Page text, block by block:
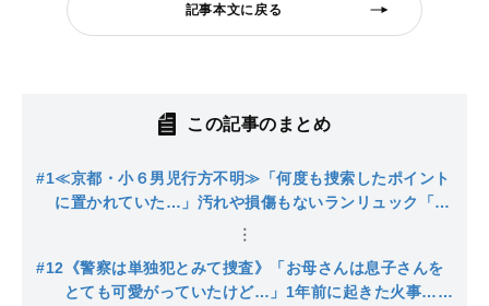
記事本文に戻る
この記事のまとめ
#1≪京都・小６男児行方不明≫「何度も捜索したポイント
に置かれていた…」汚れや損傷もないランリュック「置
いたのは誰か？」消防団団長は「発見場所は普段から不
#12 《警察は単独犯とみて捜査》「お母さんは息子さんを
とても可愛がっていたけど…」1年前に起きた火事…パ